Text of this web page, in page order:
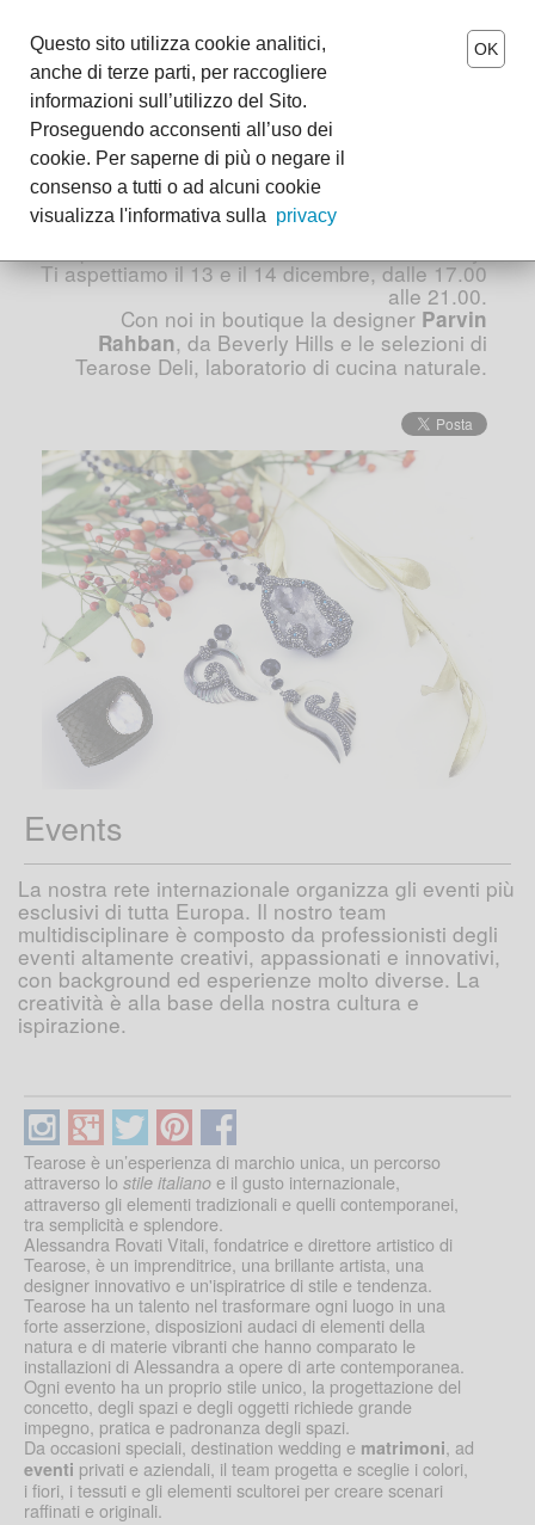
MENU
it-en
The Tearose World
Wedding
Parvin Beverly Hills Design
Trunk Show
La nuova collezione in anteprima italiana.
Esemplari unici, di ispirazione Winter Glamour,
Ti aspettiamo il 13 e il 14 dicembre, dalle 17.00
alle 21.00.
Con noi in boutique la designer Parvin
Rahban, da Beverly Hills e le selezioni di
Tearose Deli, laboratorio di cucina naturale.
Events
La nostra rete internazionale organizza gli eventi più
esclusivi di tutta Europa. Il nostro team
multidisciplinare è composto da professionisti degli
eventi altamente creativi, appassionati e innovativi,
con background ed esperienze molto diverse. La
creatività è alla base della nostra cultura e
ispirazione.
Tearose è un’esperienza di marchio unica, un percorso
attraverso lo stile italiano e il gusto internazionale,
attraverso gli elementi tradizionali e quelli contemporanei,
tra semplicità e splendore.
Alessandra Rovati Vitali, fondatrice e direttore artistico di
Tearose, è un imprenditrice, una brillante artista, una
designer innovativo e un'ispiratrice di stile e tendenza.
Tearose ha un talento nel trasformare ogni luogo in una
forte asserzione, disposizioni audaci di elementi della
natura e di materie vibranti che hanno comparato le
installazioni di Alessandra a opere di arte contemporanea.
Ogni evento ha un proprio stile unico, la progettazione del
concetto, degli spazi e degli oggetti richiede grande
impegno, pratica e padronanza degli spazi.
Da occasioni speciali, destination wedding e matrimoni, ad
eventi privati e aziendali, il team progetta e sceglie i colori,
i fiori, i tessuti e gli elementi scultorei per creare scenari
raffinati e originali.
Questo sito utilizza cookie analitici,
anche di terze parti, per raccogliere
informazioni sull’utilizzo del Sito.
Proseguendo acconsenti all’uso dei
cookie. Per saperne di più o negare il
consenso a tutti o ad alcuni cookie
visualizza l'informativa sulla privacy
OK